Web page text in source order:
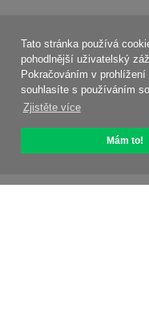
Tato stránka používá
pohodlnější uživatelský
Pokračováním v prohlížení
souhlasíte s používáním
Zjistěte více
Mám to!